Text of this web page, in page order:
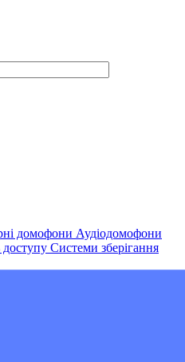
домофони Аудіодомофони
Системи зберігання